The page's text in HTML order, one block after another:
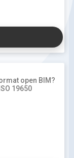
open BIM?
19650